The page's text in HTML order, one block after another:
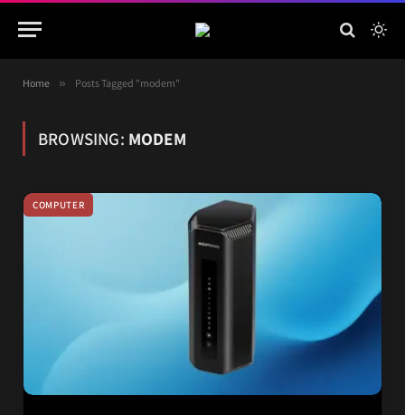
Home » Posts Tagged "modem"
BROWSING: MODEM
COMPUTER